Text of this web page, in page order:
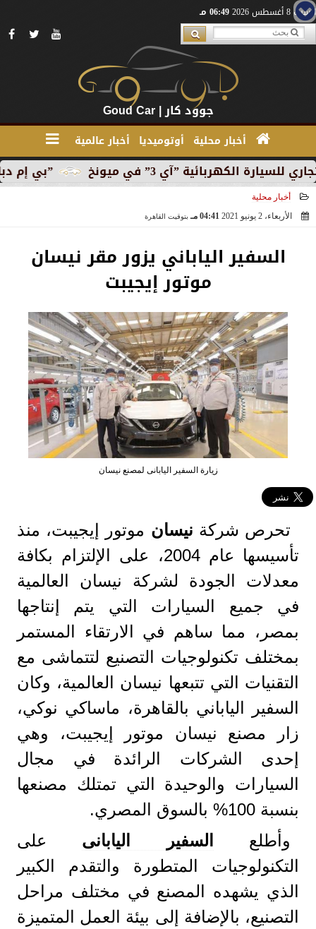
السبت 8 أغسطس 2026 06:49 مـ
جوود كار | Goud Car
أخبار محلية أوتوميديا أخبار عالمية
”بي إم دبليو” تبدأ ”آي 3” في ميونخ
أخبار محلية
الأربعاء، 2 يونيو 2021
04:41 مـ بتوقيت القاهرة
السفير الياباني يزور مقر نيسان
موتور إيجيبت
زيارة السفير اليابانى لمصنع نيسان
تحرص شركة نيسان موتور إيجيبت، منذ
تأسيسها عام 2004، على الإلتزام بكافة
معدلات الجودة لشركة نيسان العالمية
في جميع السيارات التي يتم إنتاجها
بمصر، مما ساهم في الارتقاء المستمر
بمختلف تكنولوجيات التصنيع لتتماشى مع
التقنيات التي تتبعها نيسان العالمية، وكان
السفير الياباني بالقاهرة، ماساكي نوكي،
زار مصنع نيسان موتور إيجيبت، وهي
إحدى الشركات الرائدة في مجال
السيارات والوحيدة التي تمتلك مصنعها
بنسبة 100% بالسوق المصري.
وأطلع
السفير اليابانى على
التكنولوجيات المتطورة والتقدم الكبير
الذي يشهده المصنع في مختلف مراحل
التصنيع، بالإضافة إلى بيئة العمل المتميزة